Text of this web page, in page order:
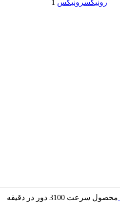
رونیکسرونیکس 1
محصول سرعت 3100 دور در دقیقه